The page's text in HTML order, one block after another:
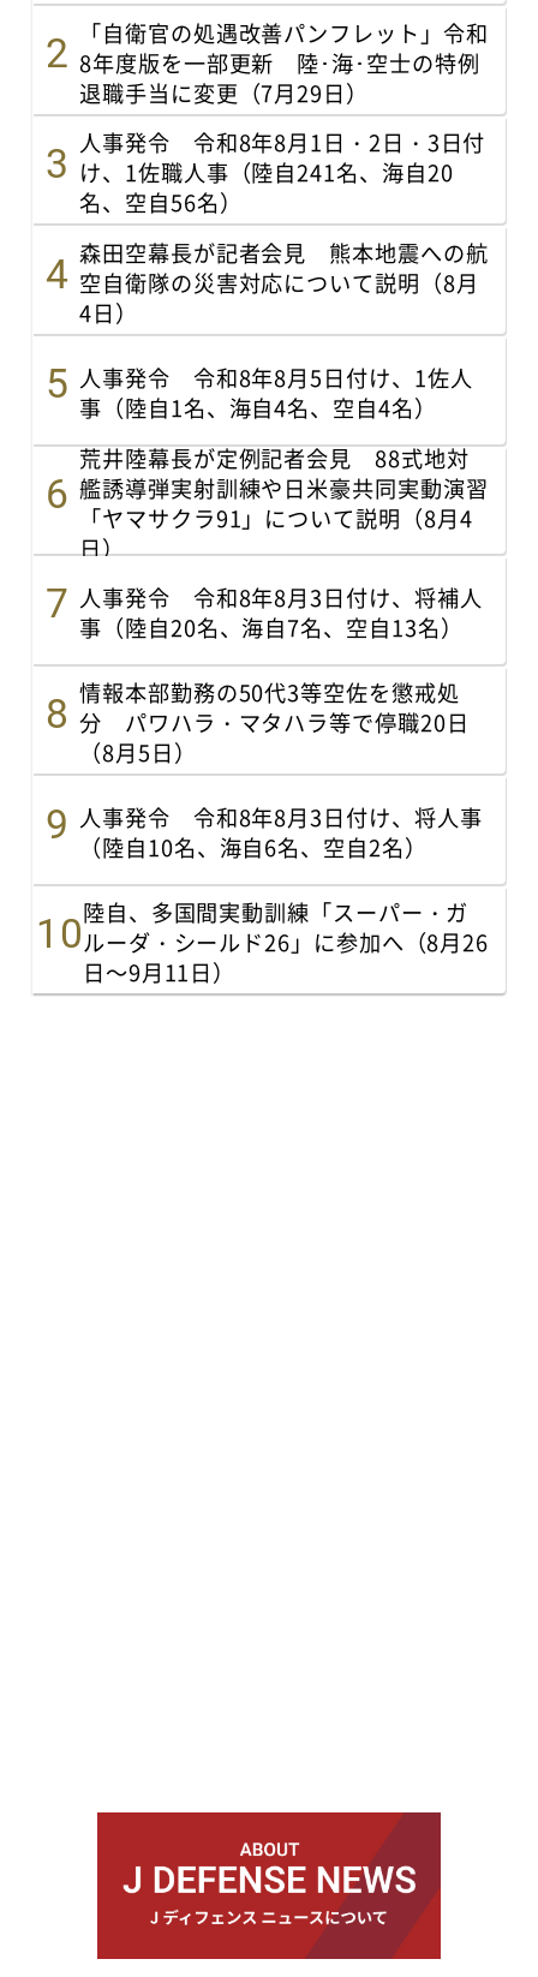
「自衛官の処遇改善パンフレット」令和
8年度版を一部更新 陸･海･空士の特例
退職手当に変更（7月29日）
人事発令 令和8年8月1日・2日・3日付
け、1佐職人事（陸自241名、海自20
名、空自56名）
森田空幕長が記者会見 熊本地震への航
空自衛隊の災害対応について説明（8月
4日）
人事発令 令和8年8月5日付け、1佐人
事（陸自1名、海自4名、空自4名）
荒井陸幕長が定例記者会見 88式地対
艦誘導弾実射訓練や日米豪共同実動演習
「ヤマサクラ91」について説明（8月4
日）
人事発令 令和8年8月3日付け、将補人
事（陸自20名、海自7名、空自13名）
情報本部勤務の50代3等空佐を懲戒処
分 パワハラ・マタハラ等で停職20日
（8月5日）
人事発令 令和8年8月3日付け、将人事
（陸自10名、海自6名、空自2名）
陸自、多国間実動訓練「スーパー・ガ
ルーダ・シールド26」に参加へ（8月26
日～9月11日）